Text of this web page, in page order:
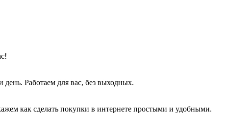
Работаем для вас, без выходных.
как сделать покупки в интернете простыми и удобными.